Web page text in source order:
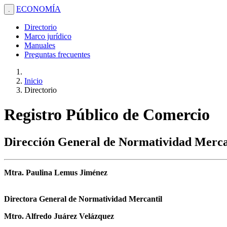
. ECONOMÍA
Directorio
Marco jurídico
Manuales
Preguntas frecuentes
Inicio
Directorio
Registro Público de Comercio
Dirección General de Normatividad
Mtra. Paulina Lemus Jiménez
Directora General de Normatividad Mercantil
Mtro. Alfredo Juárez Velázquez